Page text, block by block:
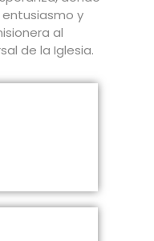
y
al
de la Iglesia.